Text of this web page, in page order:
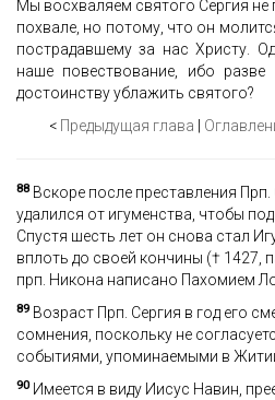
Мы восхваляем святого Сергия не
похвале, но потому, что он
пострадавшему за нас Христу.
наше повествование, ибо
достоинству ублажить святого?
< Предыдущая глава
88 Вскоре после преставления
удалился от игуменства, чтобы
Спустя шесть лет он снова стал
вплоть до своей кончины († 1427,
прп. Никона написано Пахомием
89 Возраст Прп. Сергия в год его
сомнения, поскольку не
событиями, упоминаемыми в
90 Имеется в виду Иисус Навин,